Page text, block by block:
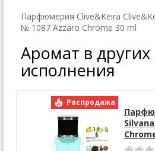
Парфюмерия Clive&Keira
№ 1087 Azzaro Chrome 30 ml
Аромат в
исполнения
Распродажа